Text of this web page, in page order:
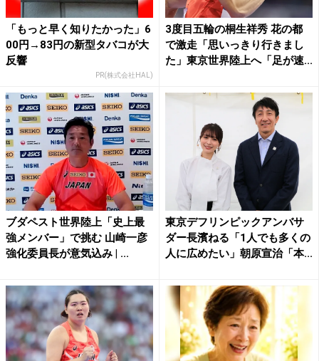
「もっと早く知りたかった」6
00円→83円の新型タバコが大
反響
PR(株式会社HAL)
3度目五輪の桐生祥秀 花の都
で激走「思いっきり行きまし
た」東京世界陸上へ「足が速...
ブダペスト世界陸上「史上最
強メンバー」で挑む 山崎一彦
強化委員長が意気込み | ...
東京デフリンピックアンバサ
ダー長濱ねる「1人でも多くの
人に広めたい」朝原宣治「本...